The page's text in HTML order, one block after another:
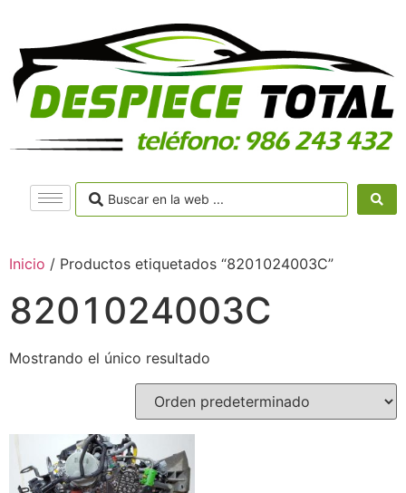
Inicio / Productos etiquetados “8201024003C”
8201024003C
Mostrando el único resultado